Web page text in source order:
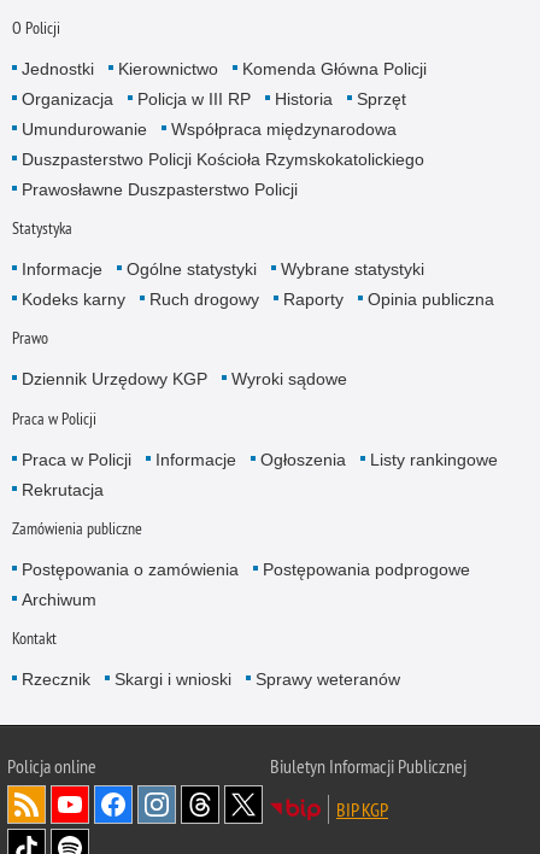
O Policji
Jednostki Kierownictwo
Komenda Główna Policji
Organizacja
Policja w III RP Historia
Sprzęt
Umundurowanie
Współpraca międzynarodowa
Duszpasterstwo Policji Kościoła Rzymskokatolickiego
Prawosławne Duszpasterstwo Policji
Statystyka
Informacje Ogólne statystyki
Wybrane statystyki
Kodeks karny
Ruch drogowy Raporty Opinia publiczna
Prawo
Dziennik Urzędowy KGP Wyroki sądowe
Praca w Policji
Praca w Policji Informacje Ogłoszenia
Listy rankingowe
Rekrutacja
Zamówienia publiczne
Postępowania o zamówienia
Postępowania podprogowe
Archiwum
Kontakt
Rzecznik Skargi i wnioski Sprawy weteranów
Policjaonline
Biuletyn Informacji Publicznej
BIP KGP